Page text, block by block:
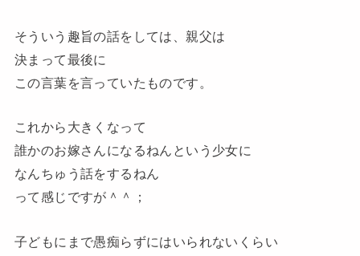
そういう趣旨の話をしては、親父は
決まって最後に
この言葉を言っていたものです。
これから大きくなって
誰かのお嫁さんになるねんという少女に
なんちゅう話をするねん
って感じですが ＾＾；
子どもにまで愚痴らずにはいられないくらい